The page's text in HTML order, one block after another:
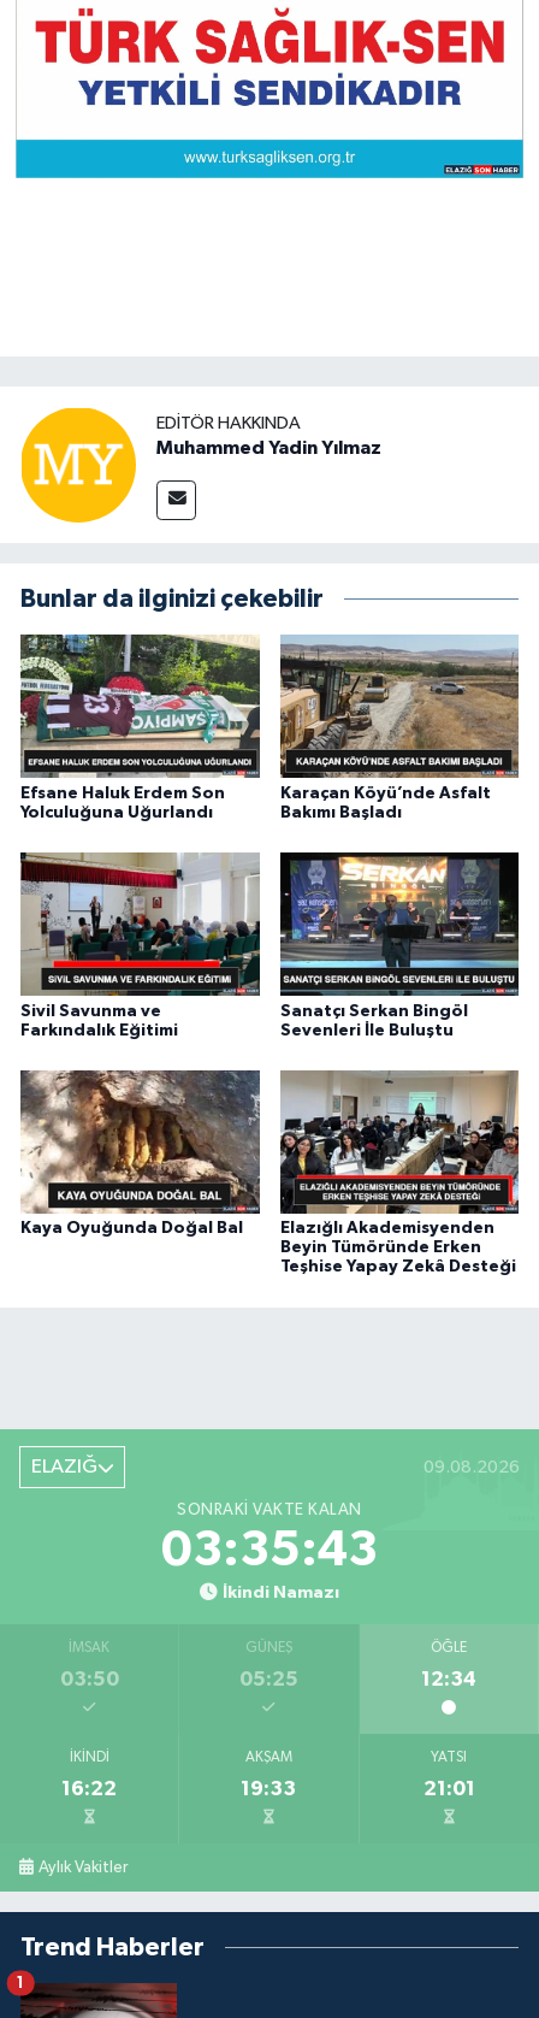
EDITÖR HAKKINDA
Muhammed Yadin Yılmaz
Bunlar da ilginizi çekebilir
Efsane Haluk Erdem Son
Yolculuğuna Uğurlandı
Karaçan Köyü’nde Asfalt
Bakımı Başladı
Sivil Savunma ve
Farkındalık Eğitimi
Sanatçı Serkan Bingöl
Sevenleri İle Buluştu
Kaya Oyuğunda Doğal Bal
Elazığlı Akademisyenden
Beyin Tümöründe Erken
Teşhise Yapay Zekâ Desteği
ELAZIĞ 09.08.2026
SONRAKI VAKTE KALAN
03:35:42
İkindi Namazı
İMSAK
03:50
GÜNEŞ
05:25
ÖĞLE
12:34
İKINDI
16:22
AKŞAM
19:33
YATSI
21:01
Aylık Vakitler
Trend Haberler
1